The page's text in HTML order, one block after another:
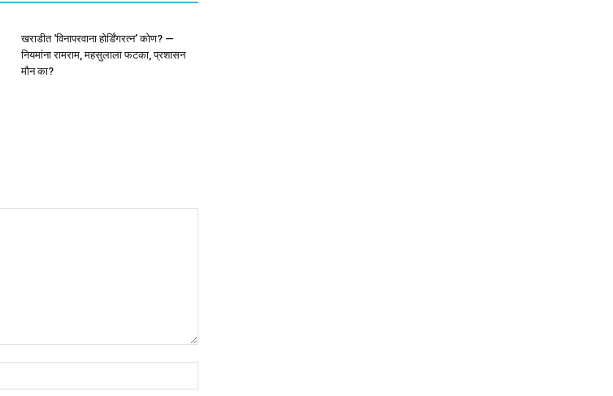
खराडीत ‘विनापरवाना होर्डिंगरत्न’ कोण? —
नियमांना रामराम, महसुलाला फटका, प्रशासन
मौन का?